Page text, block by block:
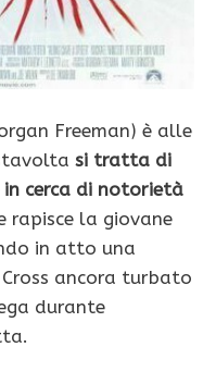
Freeman) è alle
si tratta di
cerca di notorietà
rapisce la giovane
in atto una
ancora turbato
durante